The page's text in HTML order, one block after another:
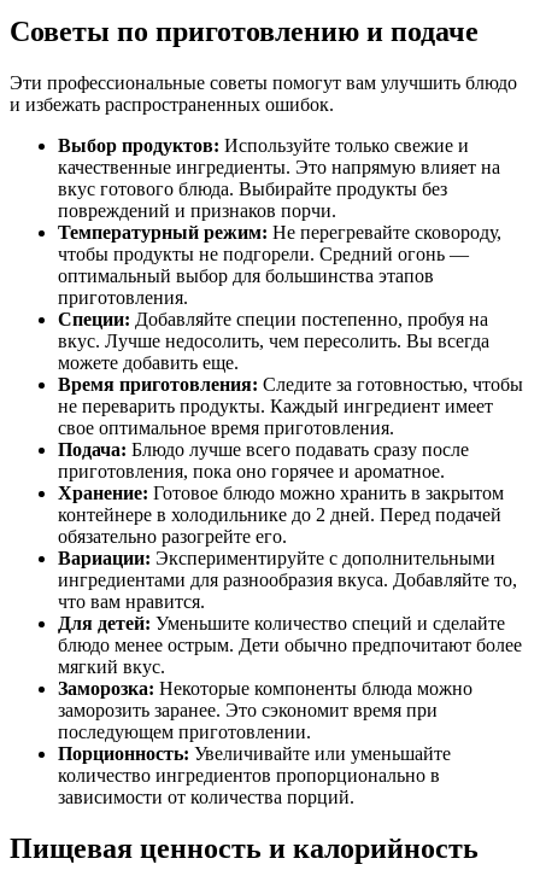
Советы по приготовлению и подаче
Эти профессиональные советы помогут вам улучшить блюдо
и избежать распространенных ошибок.
Выбор продуктов: Используйте только свежие и
качественные ингредиенты. Это напрямую влияет на
вкус готового блюда. Выбирайте продукты без
повреждений и признаков порчи.
Температурный режим: Не перегревайте сковороду,
чтобы продукты не подгорели. Средний огонь —
оптимальный выбор для большинства этапов
приготовления.
Специи: Добавляйте специи постепенно, пробуя на
вкус. Лучше недосолить, чем пересолить. Вы всегда
можете добавить еще.
Время приготовления: Следите за готовностью, чтобы
не переварить продукты. Каждый ингредиент имеет
свое оптимальное время приготовления.
Подача: Блюдо лучше всего подавать сразу после
приготовления, пока оно горячее и ароматное.
Хранение: Готовое блюдо можно хранить в закрытом
контейнере в холодильнике до 2 дней. Перед подачей
обязательно разогрейте его.
Вариации: Экспериментируйте с дополнительными
ингредиентами для разнообразия вкуса. Добавляйте то,
что вам нравится.
Для детей: Уменьшите количество специй и сделайте
блюдо менее острым. Дети обычно предпочитают более
мягкий вкус.
Заморозка: Некоторые компоненты блюда можно
заморозить заранее. Это сэкономит время при
последующем приготовлении.
Порционность: Увеличивайте или уменьшайте
количество ингредиентов пропорционально в
зависимости от количества порций.
Пищевая ценность и калорийность